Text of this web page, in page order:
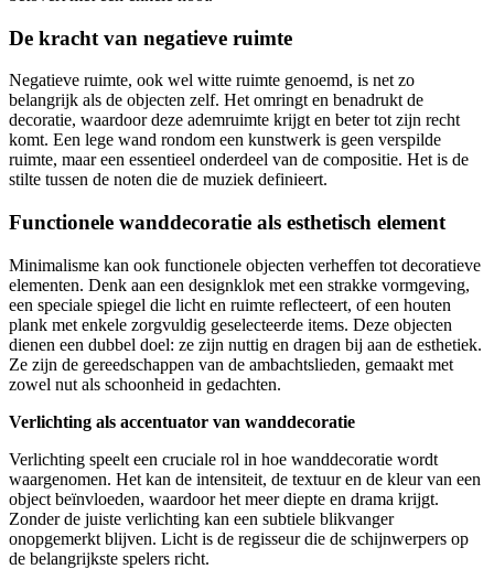
De kracht van negatieve ruimte
Negatieve ruimte, ook wel witte ruimte genoemd, is net zo
belangrijk als de objecten zelf. Het omringt en benadrukt de
decoratie, waardoor deze ademruimte krijgt en beter tot zijn recht
komt. Een lege wand rondom een kunstwerk is geen verspilde
ruimte, maar een essentieel onderdeel van de compositie. Het is de
stilte tussen de noten die de muziek definieert.
Functionele wanddecoratie als esthetisch element
Minimalisme kan ook functionele objecten verheffen tot decoratieve
elementen. Denk aan een designklok met een strakke vormgeving,
een speciale spiegel die licht en ruimte reflecteert, of een houten
plank met enkele zorgvuldig geselecteerde items. Deze objecten
dienen een dubbel doel: ze zijn nuttig en dragen bij aan de esthetiek.
Ze zijn de gereedschappen van de ambachtslieden, gemaakt met
zowel nut als schoonheid in gedachten.
Verlichting als accentuator van wanddecoratie
Verlichting speelt een cruciale rol in hoe wanddecoratie wordt
waargenomen. Het kan de intensiteit, de textuur en de kleur van een
object beïnvloeden, waardoor het meer diepte en drama krijgt.
Zonder de juiste verlichting kan een subtiele blikvanger
onopgemerkt blijven. Licht is de regisseur die de schijnwerpers op
de belangrijkste spelers richt.